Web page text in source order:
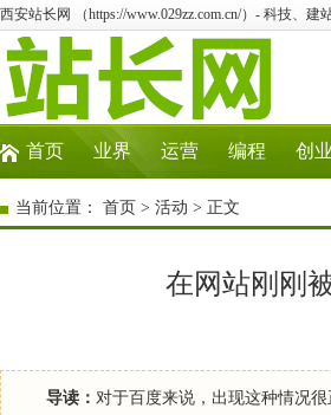
西安站长网 （https://www.029zz.com.cn/）- 科技、
首页 业界 运营 编程 创业
当前位置： 首页 > 活动 > 正文
在网站刚刚
导读： 对于百度来说，出现这种情况